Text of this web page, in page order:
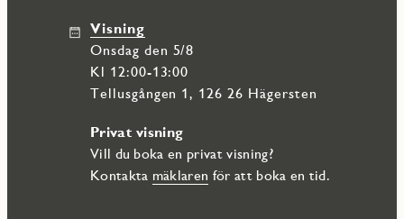
Visning
onsdag den 5/8
Kl 12:00-13:00
Tellusgången 1, 126 26 Hägersten
Privat visning
Vill du boka en privat visning?
Kontakta mäklaren för att boka en tid.